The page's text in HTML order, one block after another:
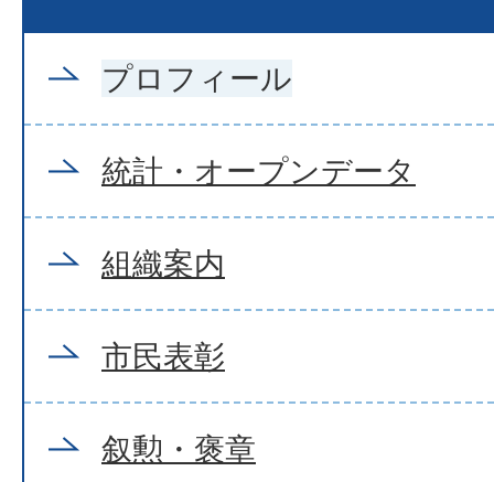
プロフィール
統計・オープンデータ
組織案内
市民表彰
叙勲・褒章